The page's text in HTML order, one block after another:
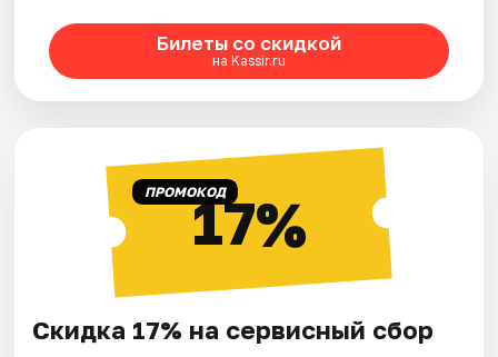
Билеты со скидкой
на Kassir.ru
ПРОМОКОД17%
Скидка 17% на сервисный сбор